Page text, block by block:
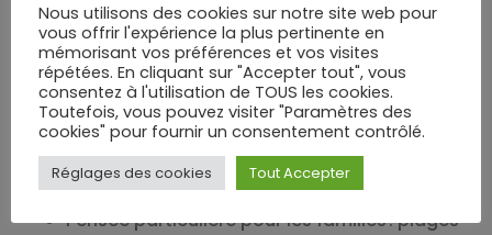
Se renseigner sur les dangers potentiels
auprès des offices de tourisme à l’arrivée, ou
en consultant des expériences de trek et
randonnée sur mesure.
Éviter de se baigner hors des zones
surveillées et respecter les drapeaux de
baignade.
Pensée particulière pour les familles : plages
Nous utilisons des cookies sur notre site web pour
vous offrir l'expérience la plus pertinente en
mémorisant vos préférences et vos visites
répétées. En cliquant sur "Accepter tout", vous
consentez à l'utilisation de TOUS les cookies.
Toutefois, vous pouvez visiter "Paramètres des
cookies" pour fournir un consentement contrôlé.
Réglages des cookies Tout Accepter